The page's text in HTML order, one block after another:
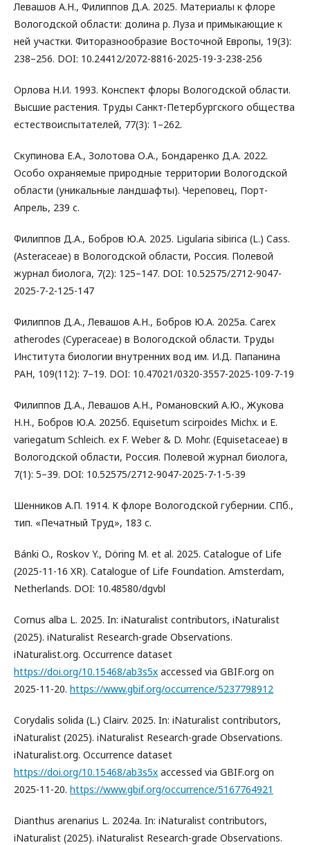
Левашов А.Н., Филиппов Д.А. 2025. Материалы к флоре
Вологодской области: долина р. Луза и примыкающие к
ней участки. Фиторазнообразие Восточной Европы, 19(3):
238–256. DOI: 10.24412/2072-8816-2025-19-3-238-256
Орлова Н.И. 1993. Конспект флоры Вологодской области.
Высшие растения. Труды Санкт-Петербургского общества
естествоиспытателей, 77(3): 1–262.
Скупинова Е.А., Золотова О.А., Бондаренко Д.А. 2022.
Особо охраняемые природные территории Вологодской
области (уникальные ландшафты). Череповец, Порт-
Апрель, 239 с.
Филиппов Д.А., Бобров Ю.А. 2025. Ligularia sibirica (L.) Cass.
(Asteraceae) в Вологодской области, Россия. Полевой
журнал биолога, 7(2): 125–147. DOI: 10.52575/2712-9047-
2025-7-2-125-147
Филиппов Д.А., Левашов А.Н., Бобров Ю.А. 2025а. Carex
atherodes (Cyperaceae) в Вологодской области. Труды
Института биологии внутренних вод им. И.Д. Папанина
РАН, 109(112): 7–19. DOI: 10.47021/0320-3557-2025-109-7-19
Филиппов Д.А., Левашов А.Н., Романовский А.Ю., Жукова
Н.Н., Бобров Ю.А. 2025б. Equisetum scirpoides Michx. и E.
variegatum Schleich. ex F. Weber & D. Mohr. (Equisetaceae) в
Вологодской области, Россия. Полевой журнал биолога,
7(1): 5–39. DOI: 10.52575/2712-9047-2025-7-1-5-39
Шенников А.П. 1914. К флоре Вологодской губернии. СПб.,
тип. «Печатный Труд», 183 с.
Bánki O., Roskov Y., Döring M. et al. 2025. Catalogue of Life
(2025-11-16 XR). Catalogue of Life Foundation. Amsterdam,
Netherlands. DOI: 10.48580/dgvbl
Cornus alba L. 2025. In: iNaturalist contributors, iNaturalist
(2025). iNaturalist Research-grade Observations.
iNaturalist.org. Occurrence dataset
https://doi.org/10.15468/ab3s5x accessed via GBIF.org on
2025-11-20. https://www.gbif.org/occurrence/5237798912
Corydalis solida (L.) Clairv. 2025. In: iNaturalist contributors,
iNaturalist (2025). iNaturalist Research-grade Observations.
iNaturalist.org. Occurrence dataset
https://doi.org/10.15468/ab3s5x accessed via GBIF.org on
2025-11-20. https://www.gbif.org/occurrence/5167764921
Dianthus arenarius L. 2024a. In: iNaturalist contributors,
iNaturalist (2025). iNaturalist Research-grade Observations.